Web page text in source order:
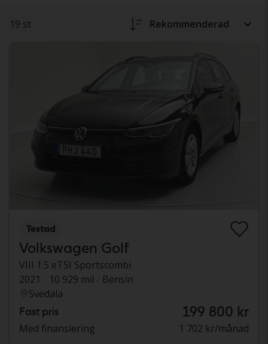
19 st Rekommenderad
Testad
Volkswagen Golf
VIII 1.5 eTSI Sportscombi
2021
10 929 mil
Bensin
Svedala
Fast pris 199 800 kr
Med finansiering 1 702 kr/månad